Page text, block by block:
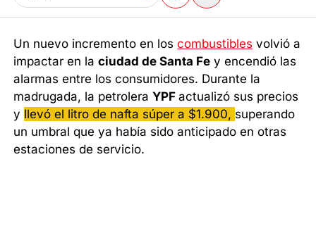
Un nuevo incremento en loscombustibles volvió a
impactar en laciudad de Santa Fe y encendió las
alarmas entre los consumidores. Durante la
madrugada, la petroleraYPFactualizó sus precios
y llevó el litro de nafta súper a $1.900, superando
un umbral que ya había sido anticipado en otras
estaciones de servicio.